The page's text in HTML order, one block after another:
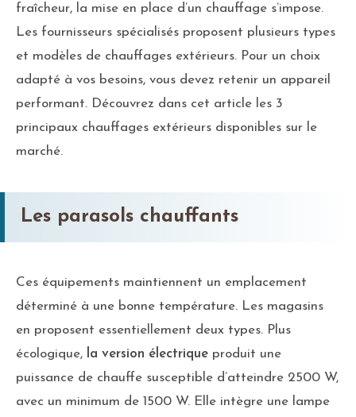
fraîcheur, la mise en place d’un chauffage s’impose.
Les fournisseurs spécialisés proposent plusieurs types
et modèles de chauffages extérieurs. Pour un choix
adapté à vos besoins, vous devez retenir un appareil
performant. Découvrez dans cet article les 3
principaux chauffages extérieurs disponibles sur le
marché.
Les parasols chauffants
Ces équipements maintiennent un emplacement
déterminé à une bonne température. Les magasins
en proposent essentiellement deux types. Plus
écologique, la version électrique produit une
puissance de chauffe susceptible d’atteindre 2500 W,
avec un minimum de 1500 W. Elle intègre une lampe